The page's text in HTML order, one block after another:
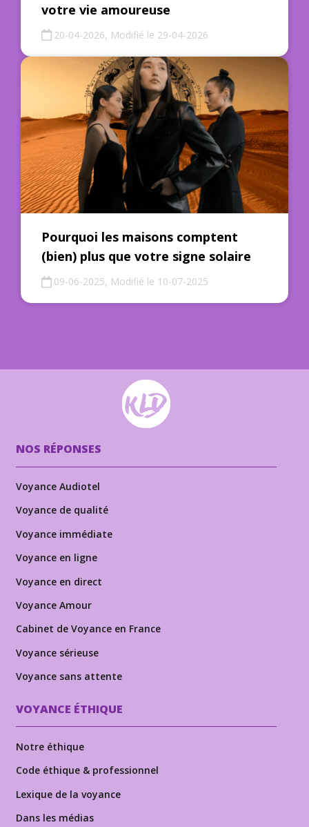
votre vie amoureuse
20-04-2026, Modifié le 29-04-2026
Pourquoi les maisons comptent
(bien) plus que votre signe solaire
09-06-2025, Modifié le 10-07-2025
NOS RÉPONSES
Voyance Audiotel
Voyance de qualité
Voyance immédiate
Voyance en ligne
Voyance en direct
Voyance Amour
Cabinet de Voyance en France
Voyance sérieuse
Voyance sans attente
VOYANCE ÉTHIQUE
Notre éthique
Code éthique & professionnel
Lexique de la voyance
Dans les médias